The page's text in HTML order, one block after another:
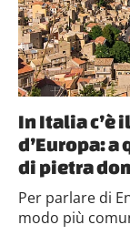
In Italia c’è
d’Europa:
di pietra
Per parlare di
modo più